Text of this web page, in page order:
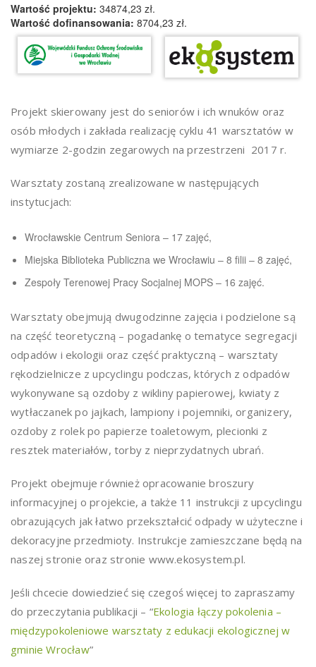
Wartość projektu: 34874,23 zł.
Wartość dofinansowania: 8704,23 zł.
Projekt skierowany jest do seniorów i ich wnuków oraz
osób młodych i zakłada realizację cyklu 41 warsztatów w
wymiarze 2-godzin zegarowych na przestrzeni 2017 r.
Warsztaty zostaną zrealizowane w następujących
instytucjach:
Wrocławskie Centrum Seniora – 17 zajęć,
Miejska Biblioteka Publiczna we Wrocławiu – 8 filii – 8 zajęć,
Zespoły Terenowej Pracy Socjalnej MOPS – 16 zajęć.
Warsztaty obejmują dwugodzinne zajęcia i podzielone są
na część teoretyczną – pogadankę o tematyce segregacji
odpadów i ekologii oraz część praktyczną – warsztaty
rękodzielnicze z upcyclingu podczas, których z odpadów
wykonywane są ozdoby z wikliny papierowej, kwiaty z
wytłaczanek po jajkach, lampiony i pojemniki, organizery,
ozdoby z rolek po papierze toaletowym, plecionki z
resztek materiałów, torby z nieprzydatnych ubrań.
Projekt obejmuje również opracowanie broszury
informacyjnej o projekcie, a także 11 instrukcji z upcyclingu
obrazujących jak łatwo przekształcić odpady w użyteczne i
dekoracyjne przedmioty. Instrukcje zamieszczane będą na
naszej stronie oraz stronie www.ekosystem.pl.
Jeśli chcecie dowiedzieć się czegoś więcej to zapraszamy
do przeczytania publikacji – “Ekologia łączy pokolenia –
międzypokoleniowe warsztaty z edukacji ekologicznej w
gminie Wrocław”